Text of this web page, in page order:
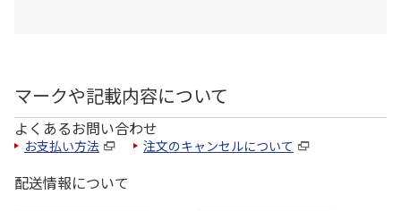
マークや記載内容について
よくあるお問い合わせ
お支払い方法 注文のキャンセルについて
配送情報について